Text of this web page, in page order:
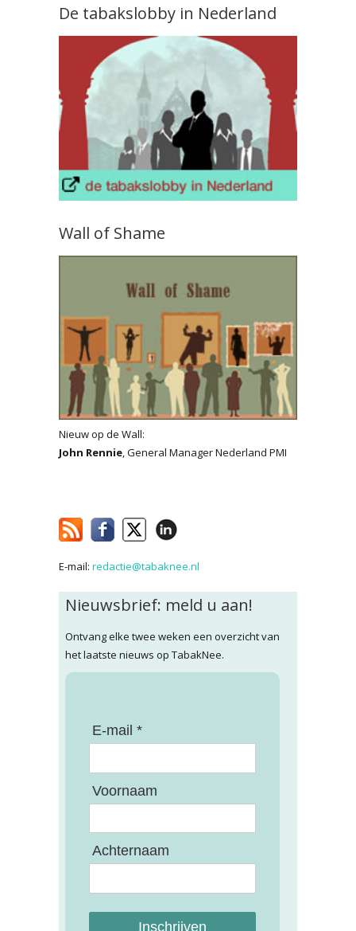
De tabakslobby in Nederland
Wall of Shame
Nieuw op de Wall:
John Rennie, General Manager Nederland PMI
E-mail: redactie@tabaknee.nl
Nieuwsbrief: meld u aan!
Ontvang elke twee weken een overzicht van
het laatste nieuws op TabakNee.
E-mail *
Voornaam
Achternaam
Inschrijven